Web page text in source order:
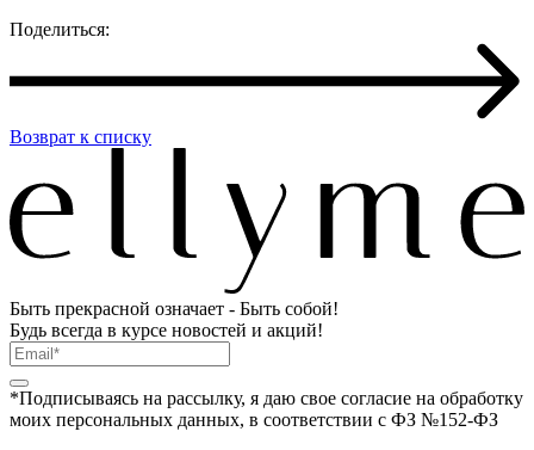
Поделиться:
Возврат к списку
Быть прекрасной означает - Быть собой!
Будь всегда в курсе новостей и акций!
*Подписываясь на рассылку, я даю свое согласие на обработку
моих персональных данных, в соответствии с ФЗ №152-ФЗ